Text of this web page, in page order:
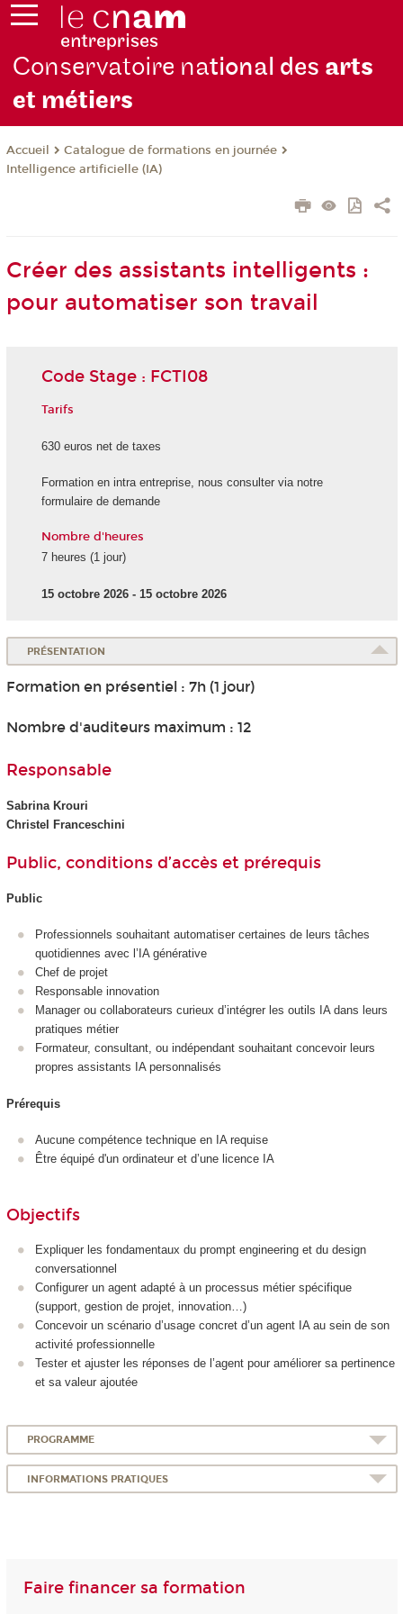
Conservatoire national des arts
et métiers
Accueil
Catalogue de formations en journée
Intelligence artificielle (IA)
Créer des assistants intelligents :
pour automatiser son travail
Code Stage : FCTI08
Tarifs
630 euros net de taxes
Formation en intra entreprise, nous consulter via notre
formulaire de demande
Nombre d'heures
7 heures (1 jour)
15 octobre 2026 - 15 octobre 2026
PRÉSENTATION
Formation en présentiel : 7h (1 jour)
Nombre d'auditeurs maximum : 12
Responsable
Sabrina Krouri
Christel Franceschini
Public, conditions d’accès et prérequis
Public
Professionnels souhaitant automatiser certaines de leurs tâches
quotidiennes avec l’IA générative
Chef de projet
Responsable innovation
Manager ou collaborateurs curieux d’intégrer les outils IA dans leurs
pratiques métier
Formateur, consultant, ou indépendant souhaitant concevoir leurs
propres assistants IA personnalisés
Prérequis
Aucune compétence technique en IA requise
Être équipé d'un ordinateur et d’une licence IA
Objectifs
Expliquer les fondamentaux du prompt engineering et du design
conversationnel
Configurer un agent adapté à un processus métier spécifique
(support, gestion de projet, innovation…)
Concevoir un scénario d’usage concret d’un agent IA au sein de son
activité professionnelle
Tester et ajuster les réponses de l’agent pour améliorer sa pertinence
et sa valeur ajoutée
PROGRAMME
INFORMATIONS PRATIQUES
Faire financer sa formation